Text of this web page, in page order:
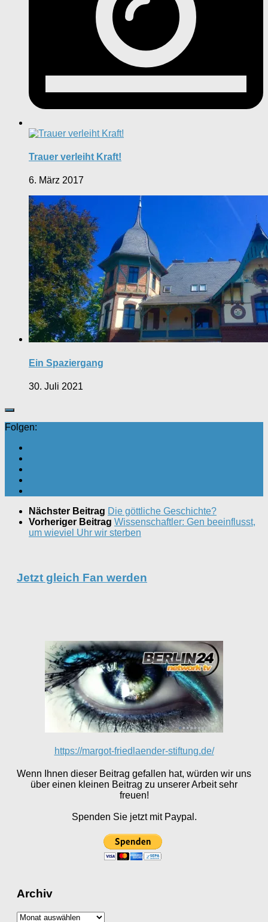
Trauer verleiht Kraft!
6. März 2017
Ein Spaziergang
30. Juli 2021
Folgen:
Nächster Beitrag Die göttliche Geschichte?
Vorheriger Beitrag Wissenschaftler: Gen beeinflusst,
um wieviel Uhr wir sterben
Jetzt gleich Fan werden
https://margot-friedlaender-stiftung.de/
Wenn Ihnen dieser Beitrag gefallen hat, würden wir uns
über einen kleinen Beitrag zu unserer Arbeit sehr
freuen!
Spenden Sie jetzt mit Paypal.
Archiv
Archiv